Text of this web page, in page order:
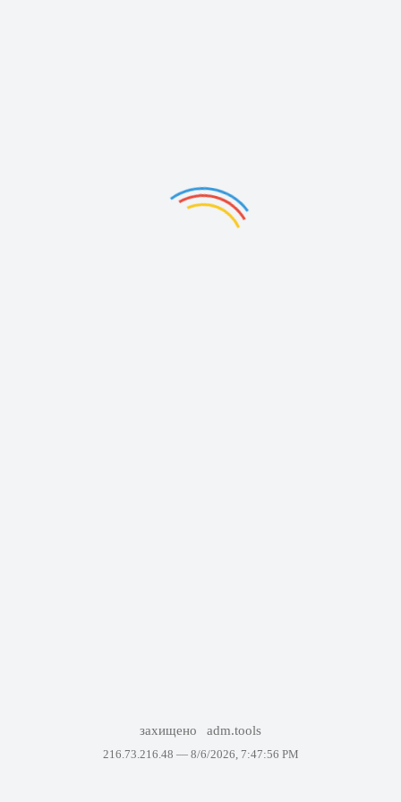
захищено adm.tools
216.73.216.48 — 8/6/2026, 7:47:56 PM